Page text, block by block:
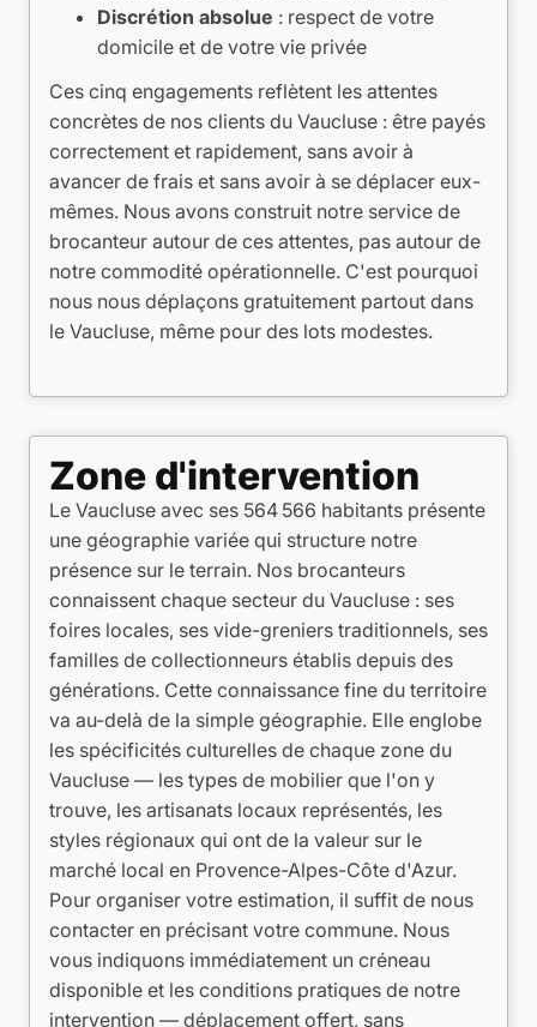
Discrétion absolue : respect de votre
domicile et de votre vie privée
Ces cinq engagements reflètent les attentes
concrètes de nos clients du Vaucluse : être payés
correctement et rapidement, sans avoir à
avancer de frais et sans avoir à se déplacer eux-
mêmes. Nous avons construit notre service de
brocanteur autour de ces attentes, pas autour de
notre commodité opérationnelle. C'est pourquoi
nous nous déplaçons gratuitement partout dans
le Vaucluse, même pour des lots modestes.
Zone d'intervention
Le Vaucluse avec ses 564 566 habitants présente
une géographie variée qui structure notre
présence sur le terrain. Nos brocanteurs
connaissent chaque secteur du Vaucluse : ses
foires locales, ses vide-greniers traditionnels, ses
familles de collectionneurs établis depuis des
générations. Cette connaissance fine du territoire
va au-delà de la simple géographie. Elle englobe
les spécificités culturelles de chaque zone du
Vaucluse — les types de mobilier que l'on y
trouve, les artisanats locaux représentés, les
styles régionaux qui ont de la valeur sur le
marché local en Provence-Alpes-Côte d'Azur.
Pour organiser votre estimation, il suffit de nous
contacter en précisant votre commune. Nous
vous indiquons immédiatement un créneau
disponible et les conditions pratiques de notre
intervention — déplacement offert, sans